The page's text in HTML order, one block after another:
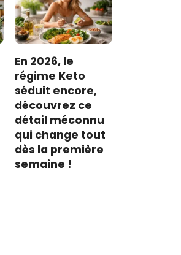
En 2026, le
régime Keto
séduit encore,
découvrez ce
détail méconnu
qui change tout
dès la première
semaine !